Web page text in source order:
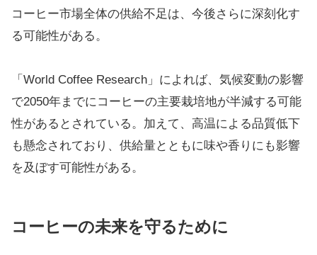
コーヒー市場全体の供給不足は、今後さらに深刻化す
る可能性がある。
「World Coffee Research」によれば、気候変動の影響
で2050年までにコーヒーの主要栽培地が半減する可能
性があるとされている。加えて、高温による品質低下
も懸念されており、供給量とともに味や香りにも影響
を及ぼす可能性がある。
コーヒーの未来を守るために